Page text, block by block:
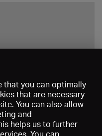
that you can optimally
that are necessary
You can also allow
and
helps us to further
You can